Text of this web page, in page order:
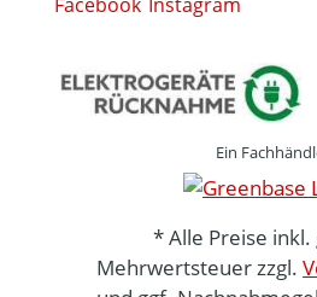
Ein
* Alle Preise inkl.
Mehrwertsteuer zzgl.